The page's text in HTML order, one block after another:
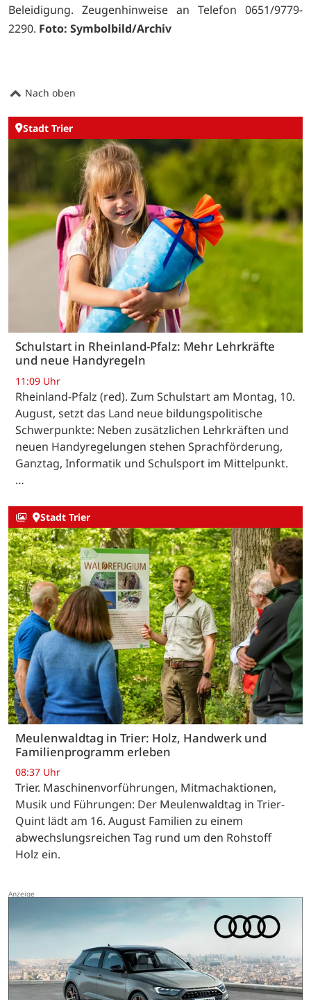
Beleidigung. Zeugenhinweise an Telefon 0651/9779-
2290. Foto: Symbolbild/Archiv
Nach oben
Stadt Trier
Schulstart in Rheinland-Pfalz: Mehr Lehrkräfte
und neue Handyregeln
11:09 Uhr
Rheinland-Pfalz (red). Zum Schulstart am Montag, 10.
August, setzt das Land neue bildungspolitische
Schwerpunkte: Neben zusätzlichen Lehrkräften und
neuen Handyregelungen stehen Sprachförderung,
Ganztag, Informatik und Schulsport im Mittelpunkt.
…
Stadt Trier
Meulenwaldtag in Trier: Holz, Handwerk und
Familienprogramm erleben
08:37 Uhr
Trier. Maschinenvorführungen, Mitmachaktionen,
Musik und Führungen: Der Meulenwaldtag in Trier-
Quint lädt am 16. August Familien zu einem
abwechslungsreichen Tag rund um den Rohstoff
Holz ein.